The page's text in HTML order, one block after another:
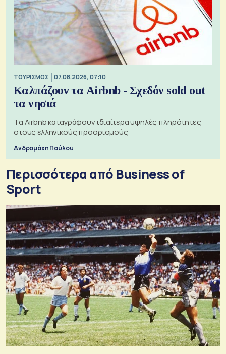
ΤΟΥΡΙΣΜΟΣ 07.08.2026, 07:10
Καλπάζουν τα Airbnb - Σχεδόν sold out
τα νησιά
Τα Airbnb καταγράφουν ιδιαίτερα υψηλές πληρότητες
στους ελληνικούς προορισμούς
Ανδρομάχη Παύλου
Περισσότερα από Business of
Sport